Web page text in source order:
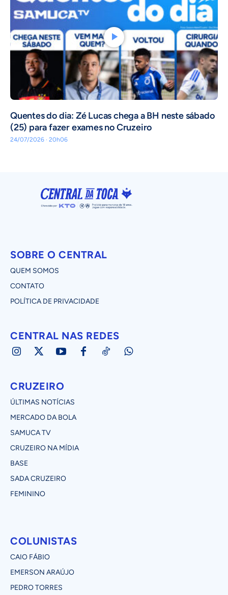
Quentes do dia: Zé Lucas chega a BH neste sábado
(25) para fazer exames no Cruzeiro
24/07/2026 · 20h06
SOBRE O CENTRAL
QUEM SOMOS
CONTATO
POLÍTICA DE PRIVACIDADE
CENTRAL NAS REDES
CRUZEIRO
ÚLTIMAS NOTÍCIAS
MERCADO DA BOLA
SAMUCA TV
CRUZEIRO NA MÍDIA
BASE
SADA CRUZEIRO
FEMININO
COLUNISTAS
CAIO FÁBIO
EMERSON ARAÚJO
PEDRO TORRES